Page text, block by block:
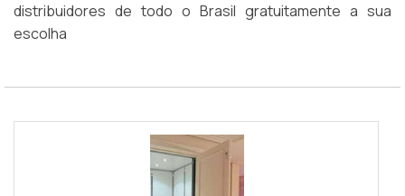
distribuidores de todo o Brasil gratuitamente a sua
escolha